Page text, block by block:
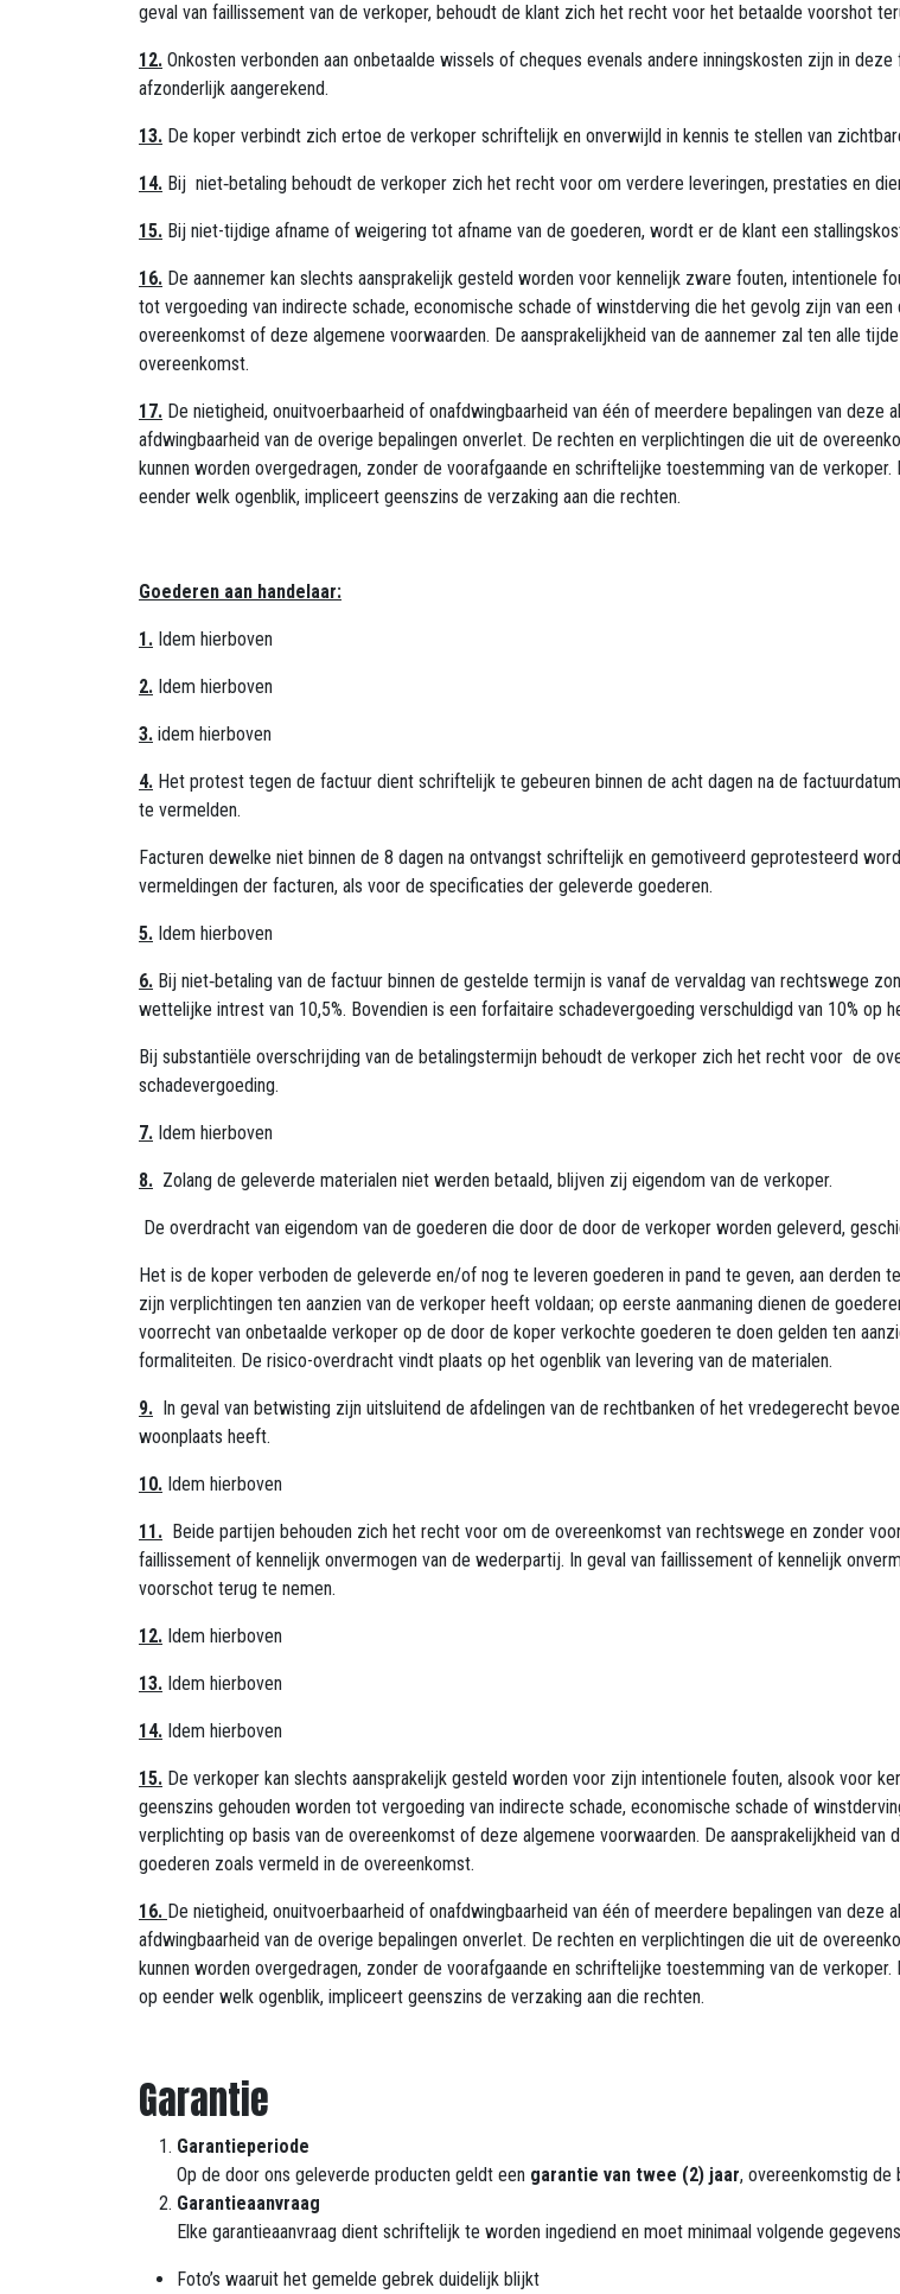
geval van faillissement van de verkoper, behoudt de klant zich het recht voor het betaalde voorshot
12. Onkosten verbonden aan onbetaalde wissels of cheques evenals andere inningskosten zijn in
afzonderlijk aangerekend.
13. De koper verbindt zich ertoe de verkoper schriftelijk en onverwijld in kennis te stellen van
14. Bij niet‑betaling behoudt de verkoper zich het recht voor om verdere leveringen, prestaties en
15. Bij niet-tijdige afname of weigering tot afname van de goederen, wordt er de klant een
16. De aannemer kan slechts aansprakelijk gesteld worden voor kennelijk zware fouten, intentionele
tot vergoeding van indirecte schade, economische schade of winstderving die het gevolg zijn van
overeenkomst of deze algemene voorwaarden. De aansprakelijkheid van de aannemer zal ten alle
overeenkomst.
17. De nietigheid, onuitvoerbaarheid of onafdwingbaarheid van één of meerdere bepalingen van
afdwingbaarheid van de overige bepalingen onverlet. De rechten en verplichtingen die uit de
kunnen worden overgedragen, zonder de voorafgaande en schriftelijke toestemming van de
eender welk ogenblik, impliceert geenszins de verzaking aan die rechten.
Goederen aan handelaar:
1. Idem hierboven
2. Idem hierboven
3. idem hierboven
4. Het protest tegen de factuur dient schriftelijk te gebeuren binnen de acht dagen na de
te vermelden.
Facturen dewelke niet binnen de 8 dagen na ontvangst schriftelijk en gemotiveerd geprotesteerd
vermeldingen der facturen, als voor de specificaties der geleverde goederen.
5. Idem hierboven
6. Bij niet‑betaling van de factuur binnen de gestelde termijn is vanaf de vervaldag van rechtswege
wettelijke intrest van 10,5%. Bovendien is een forfaitaire schadevergoeding verschuldigd van 10% op
Bij substantiële overschrijding van de betalingstermijn behoudt de verkoper zich het recht voor de
schadevergoeding.
7. Idem hierboven
8. Zolang de geleverde materialen niet werden betaald, blijven zij eigendom van de verkoper.
De overdracht van eigendom van de goederen die door de door de verkoper worden geleverd,
Het is de koper verboden de geleverde en/of nog te leveren goederen in pand te geven, aan derden
zijn verplichtingen ten aanzien van de verkoper heeft voldaan; op eerste aanmaning dienen de
voorrecht van onbetaalde verkoper op de door de koper verkochte goederen te doen gelden ten
formaliteiten. De risico-overdracht vindt plaats op het ogenblik van levering van de materialen.
9. In geval van betwisting zijn uitsluitend de afdelingen van de rechtbanken of het vredegerecht
woonplaats heeft.
10. Idem hierboven
11. Beide partijen behouden zich het recht voor om de overeenkomst van rechtswege en zonder
faillissement of kennelijk onvermogen van de wederpartij. In geval van faillissement of kennelijk
voorschot terug te nemen.
12. Idem hierboven
13. Idem hierboven
14. Idem hierboven
15. De verkoper kan slechts aansprakelijk gesteld worden voor zijn intentionele fouten, alsook voor
geenszins gehouden worden tot vergoeding van indirecte schade, economische schade of
verplichting op basis van de overeenkomst of deze algemene voorwaarden. De aansprakelijkheid
goederen zoals vermeld in de overeenkomst.
16. De nietigheid, onuitvoerbaarheid of onafdwingbaarheid van één of meerdere bepalingen van
afdwingbaarheid van de overige bepalingen onverlet. De rechten en verplichtingen die uit de
kunnen worden overgedragen, zonder de voorafgaande en schriftelijke toestemming van de
op eender welk ogenblik, impliceert geenszins de verzaking aan die rechten.
Garantie
Garantieperiode
Op de door ons geleverde producten geldt een garantie van twee (2) jaar, overeenkomstig de
Garantieaanvraag
Elke garantieaanvraag dient schriftelijk te worden ingediend en moet minimaal volgende
Foto’s waaruit het gemelde gebrek duidelijk blijkt